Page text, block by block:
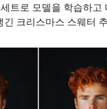
트로 모델을 학습하
긴 크리스마스 스웨터